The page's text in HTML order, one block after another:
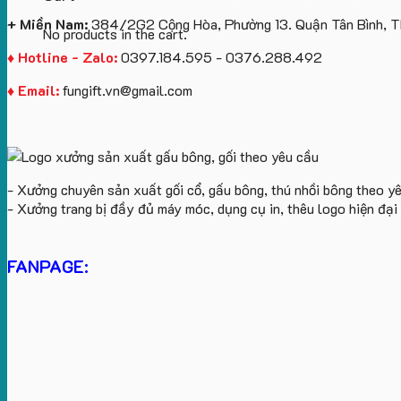
No products in the cart.
+ Miền Nam:384/2G2 Cộng Hòa, Phường 13. Quận Tân Bình,
♦ Hotline - Zalo:0397.184.595 - 0376.288.492
♦ Email:fungift.vn@gmail.com
- Xưởng chuyên sản xuất gối cổ, gấu bông, thú nhồi bông theo
- Xưởng trang bị đầy đủ máy móc, dụng cụ in, thêu logo hiện
FANPAGE: